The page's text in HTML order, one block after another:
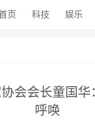
页 科技 娱乐
会会长童国
呼唤